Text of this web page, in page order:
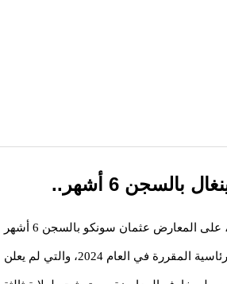
6 أشهر..
حكمت محكمة الاستئناف بالعاصمة السنغالية داكار، على المعارض عثمان سونكو بالسجن 6 أشهر
مع وقف التنفيذ، ما يهدد أهليته للترشح للانتخابات الرئاسية المقررة في العام 2024، والتي لم يعلن